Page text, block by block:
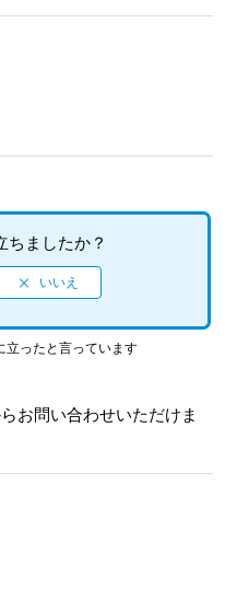
ラブをつくろう！8 EURO
ラブをつくろう！8 EURO
自クラブに入団させるこ
ラブをつくろう！8 EURO
ラブをつくろう！8 EURO
雇条件を決めていないの
ちましたか？
立ったと言っています
お問い合わせいただけま